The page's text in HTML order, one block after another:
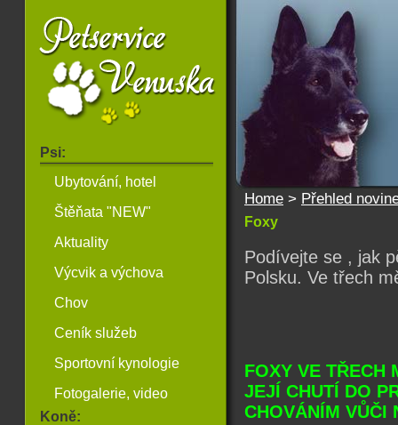
Psi:
Ubytování, hotel
Štěňata "NEW"
Aktuality
Výcvik a výchova
Chov
Ceník služeb
Sportovní kynologie
Fotogalerie, video
Koně:
Home > Přehled
Foxy
Podívejte se , jak
Polsku. Ve třech
FOXY VE TŘECH
JEJÍ CHUTÍ DO
CHOVÁNÍM VŮČI